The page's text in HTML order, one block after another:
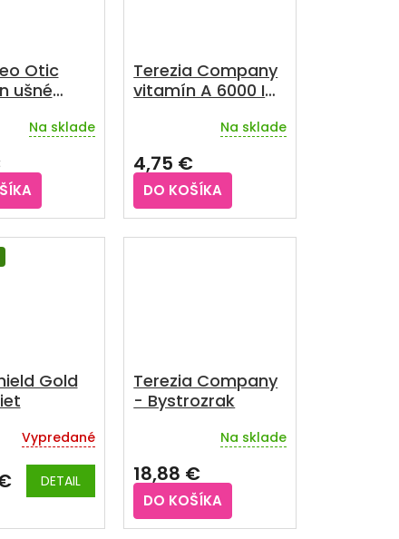
Otic
ušné
Na sklade
Terezia Company
vitamín A 6000 IU
Na sklade
4,75 €
DO KOŠÍKA
Gold
Vypredané
DETAIL
Terezia Company
- Bystrozrak
Na sklade
18,88 €
DO KOŠÍKA